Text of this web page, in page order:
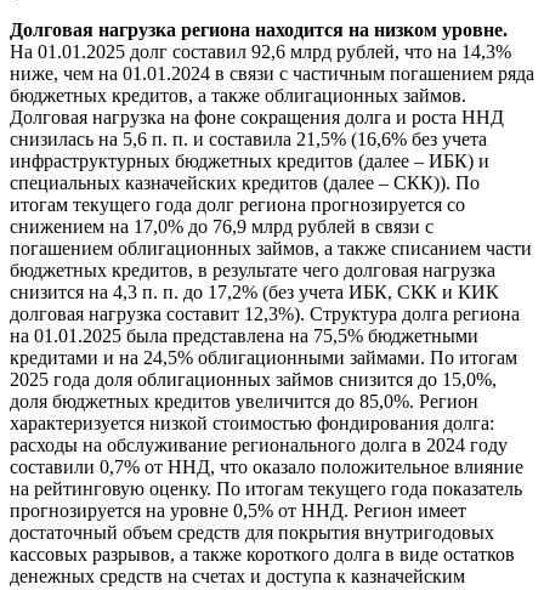
Долговая нагрузка региона находится на низком уровне.
На 01.01.2025 долг составил 92,6 млрд рублей, что на 14,3%
ниже, чем на 01.01.2024 в связи с частичным погашением ряда
бюджетных кредитов, а также облигационных займов.
Долговая нагрузка на фоне сокращения долга и роста ННД
снизилась на 5,6 п. п. и составила 21,5% (16,6% без учета
инфраструктурных бюджетных кредитов (далее – ИБК) и
специальных казначейских кредитов (далее – СКК)). По
итогам текущего года долг региона прогнозируется со
снижением на 17,0% до 76,9 млрд рублей в связи с
погашением облигационных займов, а также списанием части
бюджетных кредитов, в результате чего долговая нагрузка
снизится на 4,3 п. п. до 17,2% (без учета ИБК, СКК и КИК
долговая нагрузка составит 12,3%). Структура долга региона
на 01.01.2025 была представлена на 75,5% бюджетными
кредитами и на 24,5% облигационными займами. По итогам
2025 года доля облигационных займов снизится до 15,0%,
доля бюджетных кредитов увеличится до 85,0%. Регион
характеризуется низкой стоимостью фондирования долга:
расходы на обслуживание регионального долга в 2024 году
составили 0,7% от ННД, что оказало положительное влияние
на рейтинговую оценку. По итогам текущего года показатель
прогнозируется на уровне 0,5% от ННД. Регион имеет
достаточный объем средств для покрытия внутригодовых
кассовых разрывов, а также короткого долга в виде остатков
денежных средств на счетах и доступа к казначейским